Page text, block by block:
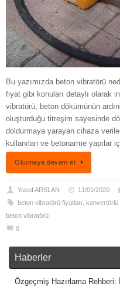
Bu yazımızda beton vibratörü
fiyat gibi konuları detaylı olarak
vibratörü, beton dökümünün
oluşturduğu titreşim sayesinde
doldurmaya yarayan cihaza
kullanılan ve betonarme yapılar
Okumaya devam et
Yusuf ARSLAN 11/01/2020
beton vibratörü fiyatları
beton vibratörü
0
Haberler
Özgeçmiş Hazırlama Rehberi: